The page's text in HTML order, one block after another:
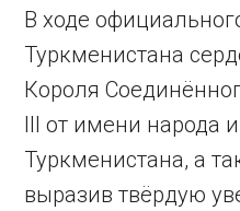
В ходе
Туркменистана
Короля
III от имени народа
Туркменистана, а
выразив твёрдую